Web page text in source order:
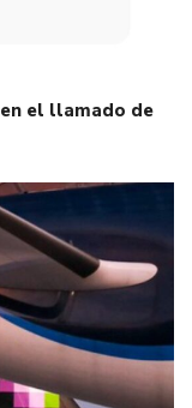
el llamado de